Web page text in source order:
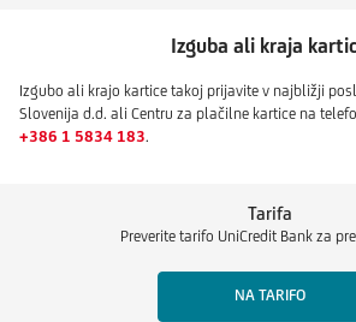
Izguba ali kraja
Izgubo ali krajo kartice takoj prijavite v najbližji
Slovenija d.d. ali Centru za plačilne kartice na
+386 1 5834 183.
Tarifa
Preverite tarifo UniCredit Bank za
NA TARIFO